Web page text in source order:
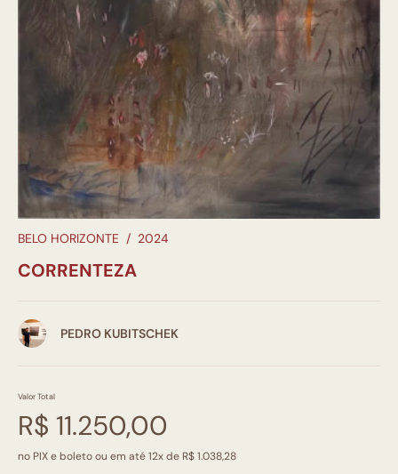
BELO HORIZONTE / 2024
CORRENTEZA
PEDRO KUBITSCHEK
Valor Total
R$ 11.250,00
no PIX e boleto ou em até 12x de R$ 1.038,28